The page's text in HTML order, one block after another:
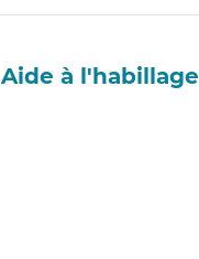
Aide à l'habillage